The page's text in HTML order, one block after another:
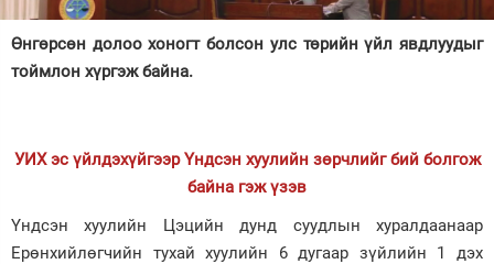
Зурхай
Өнгөрсөн долоо хоногт болсон улс төрийн үйл явдлуудыг
тоймлон хүргэж байна.
УИХ эс үйлдэхүйгээр Үндсэн хуулийн зөрчлийг бий болгож
байна гэж үзэв
Үндсэн хуулийн Цэцийн дунд суудлын хуралдаанаар
Ерөнхийлөгчийн тухай хуулийн 6 дугаар зүйлийн 1 дэх